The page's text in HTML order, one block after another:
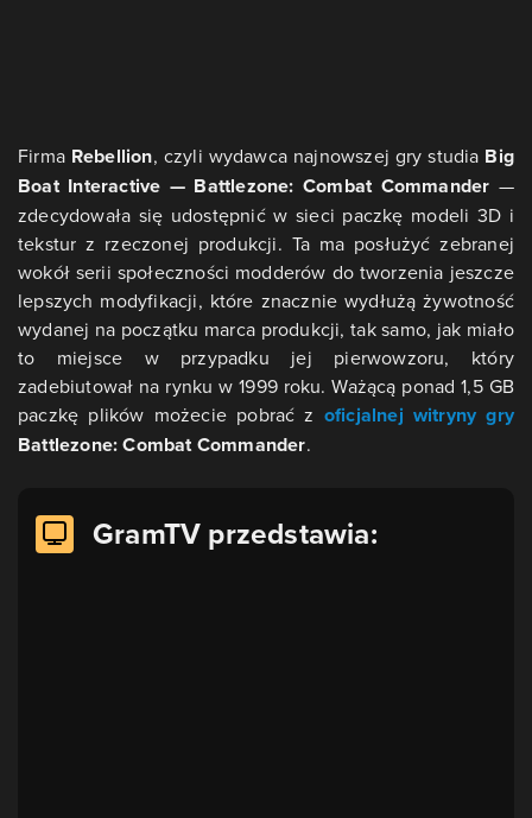
Firma Rebellion, czyli wydawca najnowszej gry studia Big
Boat Interactive — Battlezone: Combat Commander —
zdecydowała się udostępnić w sieci paczkę modeli 3D i
tekstur z rzeczonej produkcji. Ta ma posłużyć zebranej
wokół serii społeczności modderów do tworzenia jeszcze
lepszych modyfikacji, które znacznie wydłużą żywotność
wydanej na początku marca produkcji, tak samo, jak miało
to miejsce w przypadku jej pierwowzoru, który
zadebiutował na rynku w 1999 roku. Ważącą ponad 1,5 GB
paczkę plików możecie pobrać z oficjalnej witryny gry
Battlezone: Combat Commander.
GramTV przedstawia: